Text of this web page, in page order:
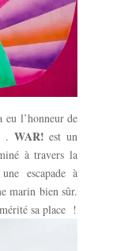
l’honneur de
. WAR! est un
à travers la
escapade à
marin bien sûr.
sa place !